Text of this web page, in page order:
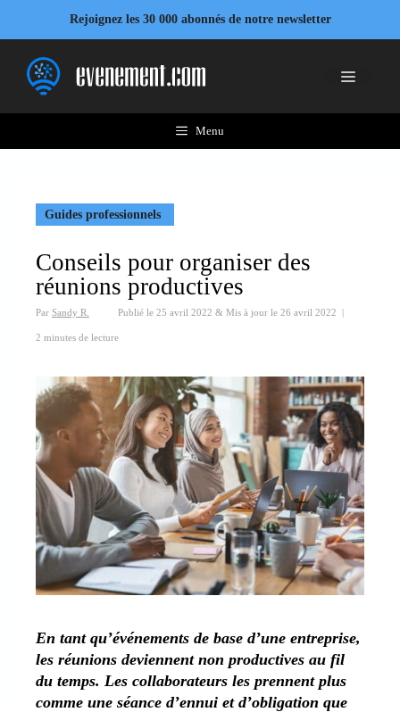
contenu
Rejoignez les 30 000 abonnés de notre newsletter
Menu
Menu
Guides professionnels
Conseils pour organiser des
réunions productives
Par Sandy R. Publié le 25 avril 2022 & Mis à jour le 26 avril 2022 |
2 minutes de lecture
En tant qu’événements de base d’une entreprise,
les réunions deviennent non productives au fil
du temps. Les collaborateurs les prennent plus
comme une séance d’ennui et d’obligation que